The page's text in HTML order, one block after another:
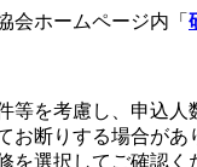
会ホームページ内「
等を考慮し、申込人
お断りする場合があ
を選択してご確認